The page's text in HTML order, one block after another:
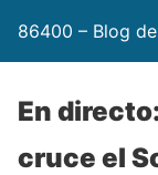
86400 – Blog
En
cruce el